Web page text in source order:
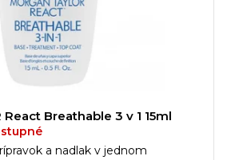
React Breathable 3 v 1 15ml
a nadlak v jednom